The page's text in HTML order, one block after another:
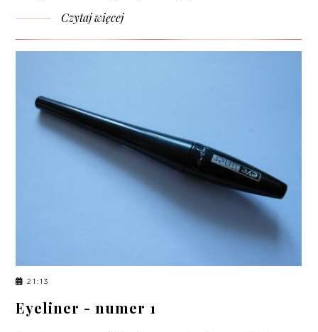
Czytaj więcej
21:13
Eyeliner - numer 1